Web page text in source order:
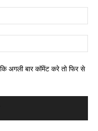
अगली बार कॉमेंट करे तो फिर से